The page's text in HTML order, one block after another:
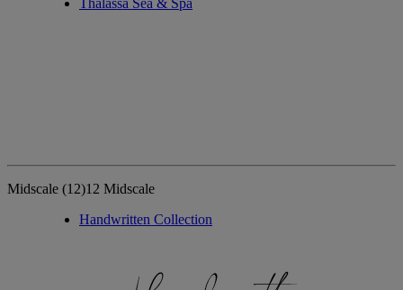
Thalassa Sea & Spa
Midscale (12)12 Midscale
Handwritten Collection